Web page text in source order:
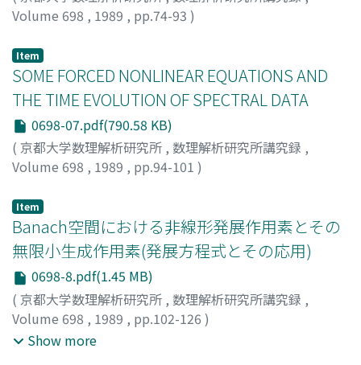
Volume 698 , 1989 , pp.74-93 )
Item
SOME FORCED NONLINEAR EQUATIONS AND
THE TIME EVOLUTION OF SPECTRAL DATA
0698-07.pdf(790.58 KB)
( 京都大学数理解析研究所 , 数理解析研究所講究録 ,
Volume 698 , 1989 , pp.94-101 )
Item
Banach空間における非線形発展作用素とその
無限小生成作用素(発展方程式とその応用)
0698-8.pdf(1.45 MB)
( 京都大学数理解析研究所 , 数理解析研究所講究録 ,
Volume 698 , 1989 , pp.102-126 )
大春, 慎之助;松本, 敏隆
Show more